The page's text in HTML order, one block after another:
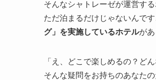
そんなシャトレーゼが運営す
ただ泊まるだけじゃないんで
グ」を実施しているホテルがあ
「え、どこで楽しめるの？ど
そんな疑問をお持ちのあなた